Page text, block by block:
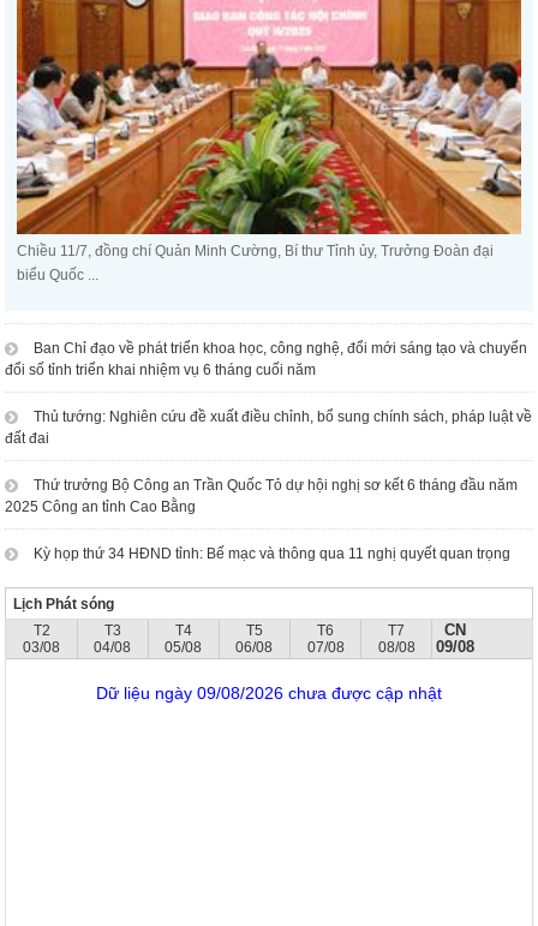
Chiều 11/7, đồng chí Quản Minh Cường, Bí thư Tỉnh ủy, Trưởng Đoàn đại
biểu Quốc ...
Ban Chỉ đạo về phát triển khoa học, công nghệ, đổi mới sáng tạo và chuyển
đổi số tỉnh triển khai nhiệm vụ 6 tháng cuối năm
Thủ tướng: Nghiên cứu đề xuất điều chỉnh, bổ sung chính sách, pháp luật về
đất đai
Thứ trưởng Bộ Công an Trần Quốc Tỏ dự hội nghị sơ kết 6 tháng đầu năm
2025 Công an tỉnh Cao Bằng
Kỳ họp thứ 34 HĐND tỉnh: Bế mạc và thông qua 11 nghị quyết quan trọng
Lịch Phát sóng
T2
03/08
T3
04/08
T4
05/08
T5
06/08
T6
07/08
T7
08/08
CN
09/08
Dữ liệu ngày 09/08/2026 chưa được cập nhật